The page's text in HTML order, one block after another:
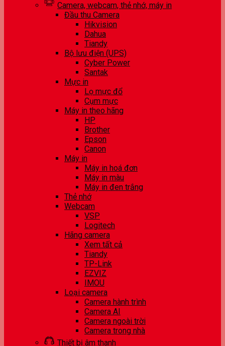
Camera, webcam, thẻ nhớ, máy in
Đầu thu Camera
Hikvision
Dahua
Tiandy
Bộ lưu điện (UPS)
Cyber Power
Santak
Mực in
Lọ mực đổ
Cụm mực
Máy in theo hãng
HP
Brother
Epson
Canon
Máy in
Máy in hoá đơn
Máy in màu
Máy in đen trắng
Thẻ nhớ
Webcam
VSP
Logitech
Hãng camera
Xem tất cả
Tiandy
TP-Link
EZVIZ
IMOU
Loại camera
Camera hành trình
Camera AI
Camera ngoài trời
Camera trong nhà
Thiết bị âm thanh